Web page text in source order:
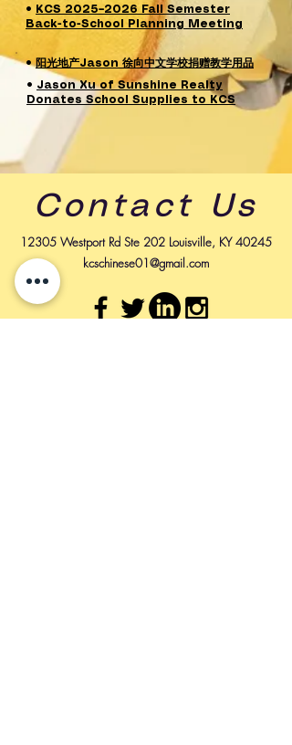
•
KCS 2025–2026 Fall Semester
Back-to-School Planning Meeting
•阳光地产Jason 徐向中文学校捐赠教学用品
• Jason Xu of Sunshine Realty
Donates School Supplies to KCS
Contact Us
12305 Westport Rd Ste 202 Louisville, KY 40245
kcschinese01@gmail.com